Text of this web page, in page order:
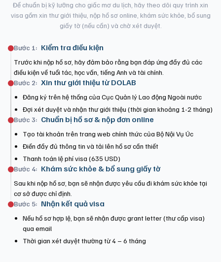
Để chuẩn bị kỹ lưỡng cho giấc mơ du lịch, hãy theo dõi quy trình xin
visa gồm xin thư giới thiệu, nộp hồ sơ online, khám sức khỏe, bổ sung
giấy tờ (nếu cần) và chờ xét duyệt.
Bước 1: Kiểm tra điều kiện
Trước khi nộp hồ sơ, hãy đảm bảo rằng bạn đáp ứng đầy đủ các
điều kiện về tuổi tác, học vấn, tiếng Anh và tài chính.
Bước 2: Xin thư giới thiệu từ DOLAB
Đăng ký trên hệ thống của Cục Quản lý Lao động Ngoài nước
Đợi xét duyệt và nhận thư giới thiệu (thời gian khoảng 1-2 tháng)
Bước 3: Chuẩn bị hồ sơ & nộp đơn online
Tạo tài khoản trên trang web chính thức của Bộ Nội Vụ Úc
Điền đầy đủ thông tin và tải lên hồ sơ cần thiết
Thanh toán lệ phí visa (635 USD)
Bước 4: Khám sức khỏe & bổ sung giấy tờ
Sau khi nộp hồ sơ, bạn sẽ nhận được yêu cầu đi khám sức khỏe tại
cơ sở được chỉ định.
Bước 5: Nhận kết quả visa
Nếu hồ sơ hợp lệ, bạn sẽ nhận được grant letter (thư cấp visa)
qua email
Thời gian xét duyệt thường từ 4 – 6 tháng